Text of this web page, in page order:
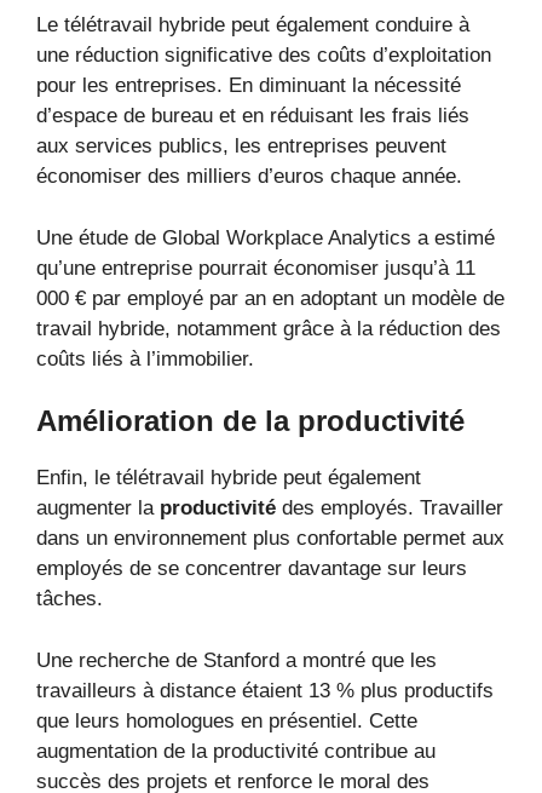
Le télétravail hybride peut également conduire à
une réduction significative des coûts d’exploitation
pour les entreprises. En diminuant la nécessité
d’espace de bureau et en réduisant les frais liés
aux services publics, les entreprises peuvent
économiser des milliers d’euros chaque année.
Une étude de Global Workplace Analytics a estimé
qu’une entreprise pourrait économiser jusqu’à 11
000 € par employé par an en adoptant un modèle de
travail hybride, notamment grâce à la réduction des
coûts liés à l’immobilier.
Amélioration de la productivité
Enfin, le télétravail hybride peut également
augmenter la productivité des employés. Travailler
dans un environnement plus confortable permet aux
employés de se concentrer davantage sur leurs
tâches.
Une recherche de Stanford a montré que les
travailleurs à distance étaient 13 % plus productifs
que leurs homologues en présentiel. Cette
augmentation de la productivité contribue au
succès des projets et renforce le moral des